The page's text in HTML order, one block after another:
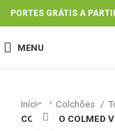
PORTES GRÁTIS A
MENU
Início Colchões
COLCHÃO COLMED
Click to